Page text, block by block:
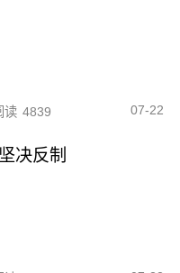
读 4839 07-22
决反制